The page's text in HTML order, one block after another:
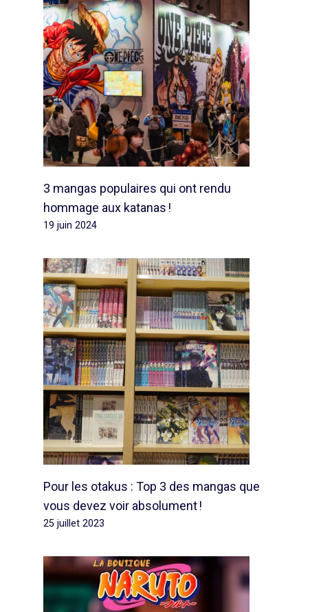
3 mangas populaires qui ont rendu
hommage aux katanas !
19 juin 2024
Pour les otakus : Top 3 des mangas que
vous devez voir absolument !
25 juillet 2023